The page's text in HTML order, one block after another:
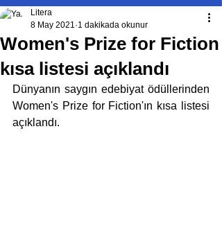
Women's Prize for Fiction
kısa listesi açıklandı
Litera
8 May 2021 1 dakikada okunur
Dünyanın saygın edebiyat ödüllerinden
Women's Prize for Fiction'ın kısa listesi
açıklandı.